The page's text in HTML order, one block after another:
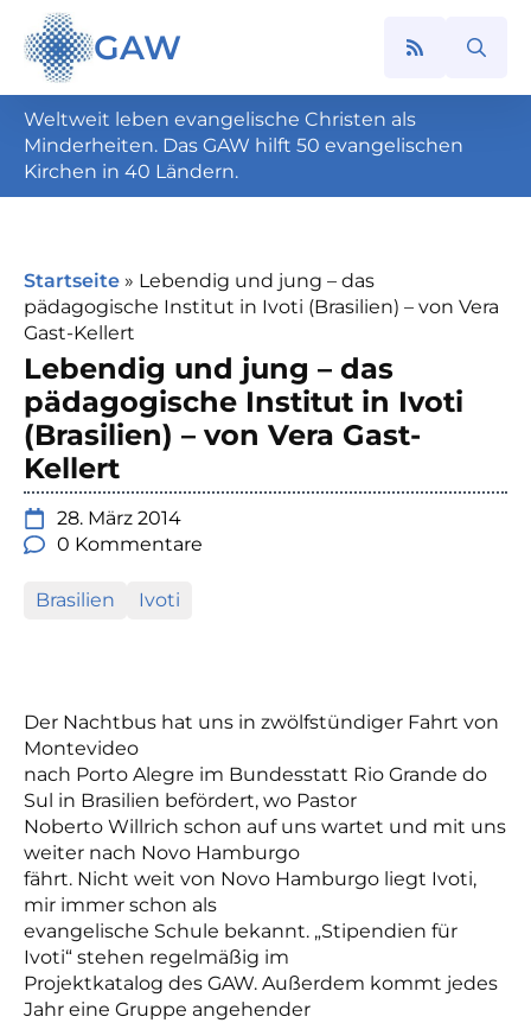
GAW
Search
Weltweit leben evangelische Christen als
Minderheiten. Das GAW hilft 50 evangelischen
Kirchen in 40 Ländern.
Startseite » Lebendig und jung – das
pädagogische Institut in Ivoti (Brasilien) – von Vera
Gast-Kellert
Lebendig und jung – das
pädagogische Institut in Ivoti
(Brasilien) – von Vera Gast-
Kellert
28. März 2014
0 Kommentare
Brasilien Ivoti
Der Nachtbus hat uns in zwölfstündiger Fahrt von
Montevideo
nach Porto Alegre im Bundesstatt Rio Grande do
Sul in Brasilien befördert, wo Pastor
Noberto Willrich schon auf uns wartet und mit uns
weiter nach Novo Hamburgo
fährt. Nicht weit von Novo Hamburgo liegt Ivoti,
mir immer schon als
evangelische Schule bekannt. „Stipendien für
Ivoti“ stehen regelmäßig im
Projektkatalog des GAW. Außerdem kommt jedes
Jahr eine Gruppe angehender